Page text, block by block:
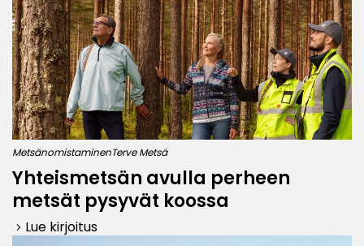
MetsänomistaminenTerve Metsä
Yhteismetsän avulla perheen
metsät pysyvät koossa
keyboard_arrow_right Lue kirjoitus